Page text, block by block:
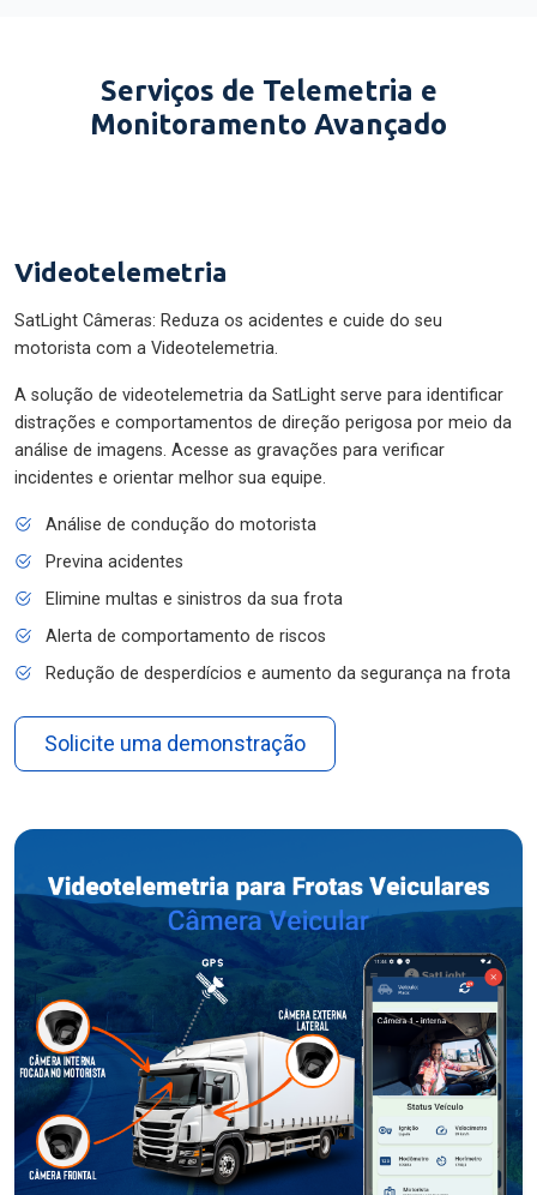
Serviços de Telemetria e
Monitoramento Avançado
Videotelemetria
SatLight Câmeras: Reduza os acidentes e cuide do seu
motorista com a Videotelemetria.
A solução de videotelemetria da SatLight serve para identificar
distrações e comportamentos de direção perigosa por meio da
análise de imagens. Acesse as gravações para verificar
incidentes e orientar melhor sua equipe.
Análise de condução do motorista
Previna acidentes
Elimine multas e sinistros da sua frota
Alerta de comportamento de riscos
Redução de desperdícios e aumento da segurança na frota
Solicite uma demonstração